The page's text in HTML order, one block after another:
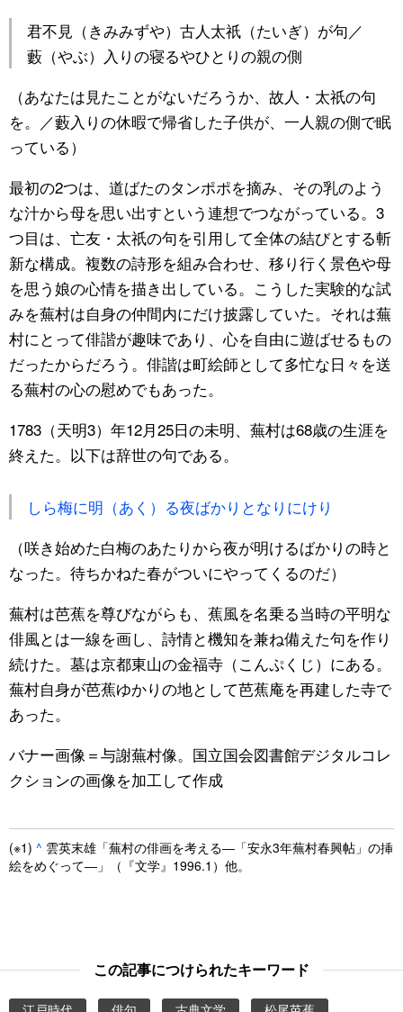
君不見（きみみずや）古人太祇（たいぎ）が句／
藪（やぶ）入りの寝るやひとりの親の側
（あなたは見たことがないだろうか、故人・太祇の句
を。／藪入りの休暇で帰省した子供が、一人親の側で眠
っている）
最初の2つは、道ばたのタンポポを摘み、その乳のよう
な汁から母を思い出すという連想でつながっている。3
つ目は、亡友・太祇の句を引用して全体の結びとする斬
新な構成。複数の詩形を組み合わせ、移り行く景色や母
を思う娘の心情を描き出している。こうした実験的な試
みを蕪村は自身の仲間内にだけ披露していた。それは蕪
村にとって俳諧が趣味であり、心を自由に遊ばせるもの
だったからだろう。俳諧は町絵師として多忙な日々を送
る蕪村の心の慰めでもあった。
1783（天明3）年12月25日の未明、蕪村は68歳の生涯を
終えた。以下は辞世の句である。
しら梅に明（あく）る夜ばかりとなりにけり
（咲き始めた白梅のあたりから夜が明けるばかりの時と
なった。待ちかねた春がついにやってくるのだ）
蕪村は芭蕉を尊びながらも、蕉風を名乗る当時の平明な
俳風とは一線を画し、詩情と機知を兼ね備えた句を作り
続けた。墓は京都東山の金福寺（こんぷくじ）にある。
蕪村自身が芭蕉ゆかりの地として芭蕉庵を再建した寺で
あった。
バナー画像＝与謝蕪村像。国立国会図書館デジタルコレ
クションの画像を加工して作成
(※1) ^ 雲英末雄「蕪村の俳画を考える―「安永3年蕪村春興帖」の挿
絵をめぐって―」（『文学』1996.1）他。
この記事につけられたキーワード